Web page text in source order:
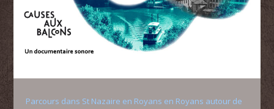
Parcours dans St Nazaire en Royans en Royans autour de